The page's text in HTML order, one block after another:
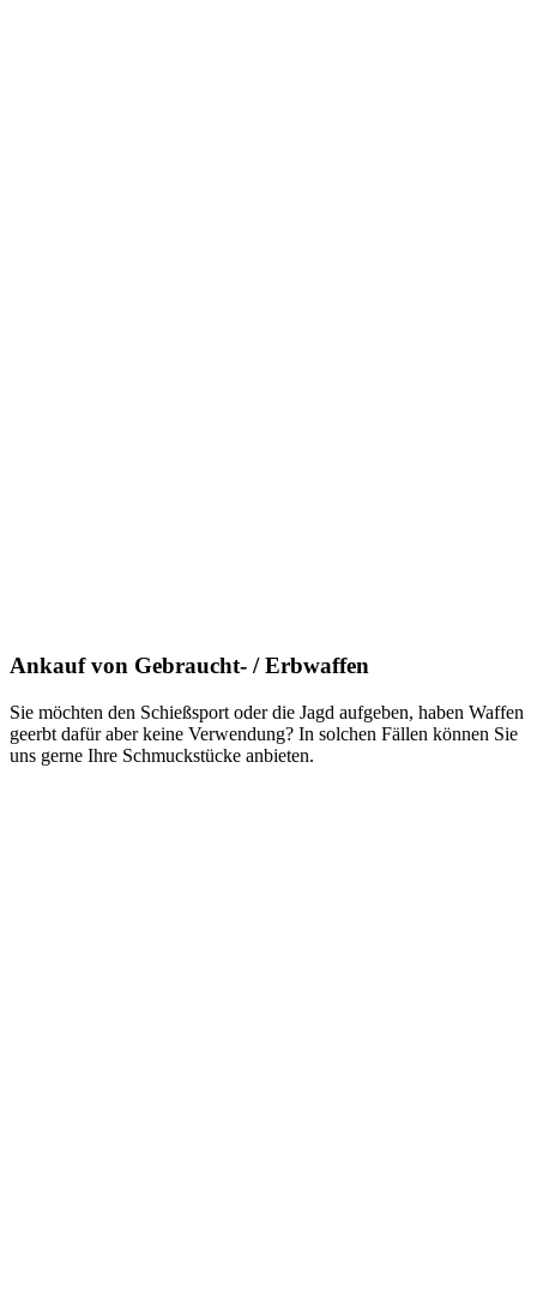
Ankauf von Gebraucht- / Erbwaffen
Sie möchten den Schießsport oder die Jagd aufgeben, haben Waffen
geerbt dafür aber keine Verwendung? In solchen Fällen können Sie
uns gerne Ihre Schmuckstücke anbieten.